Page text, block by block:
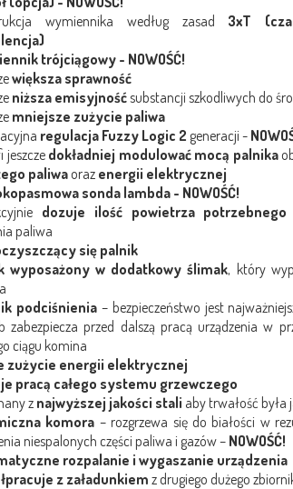
wymiennika według zasad 3xT
trójciągowy - NOWOŚĆ!
większa sprawność
niższa emisyjnośćsubstancji szkodliwych do
mniejsze zużycie paliwa
regulacja Fuzzy Logic 2 generacji -
jeszcze dokładniej modulować mocą palnika
paliwaoraz energii elektrycznej
sonda lambda - NOWOŚĆ!
dozuje ilość powietrza potrzebnego
paliwa
się palnik
wyposażony w dodatkowy ślimak, który
podciśnienia– bezpieczeństwo jest
zabezpiecza przed dalszą pracą urządzenia w
ciągu komina
zużycie energii elektrycznej
pracą całego systemu grzewczego
znajwyższej jakości stali aby trwałość była
komora – rozgrzewa się do białości w
niespalonych części paliwa i gazów –NOWOŚĆ!
rozpalanie i wygaszanie urządzenia
z załadunkiem z drugiego dużego